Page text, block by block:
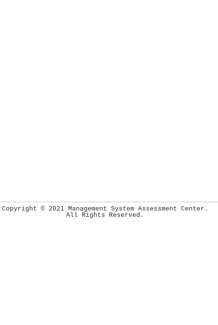
Copyright © 2021 Management System Assessment Center.
All Rights Reserved.